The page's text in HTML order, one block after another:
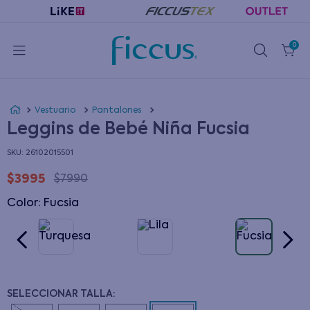
0
Vestuario Pantalones
Leggins de Bebé Niña Fucsia
: 26102015501
$3995 $7990
Color: fucsia